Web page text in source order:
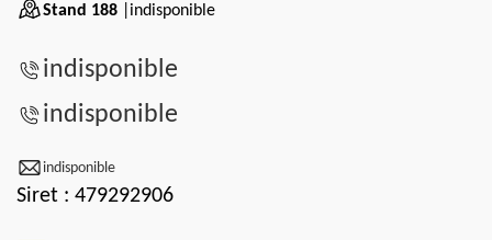
Stand 188 |indisponible
indisponible
indisponible
indisponible
Siret : 479292906